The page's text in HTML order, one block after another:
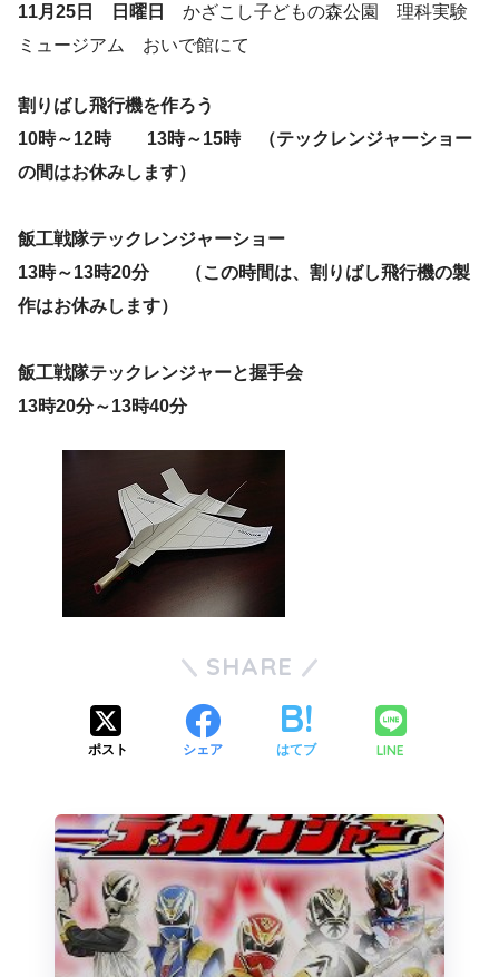
11月25日 日曜日
かざこし子どもの森公園 理科実験
ミュージアム おいで館にて
割りばし飛行機を作ろう
10時～12時 13時～15時 （テックレンジャーショー
の間はお休みします）
飯工戦隊テックレンジャーショー
13時～13時20分 （この時間は、割りばし飛行機の製
作はお休みします）
飯工戦隊テックレンジャーと握手会
13時20分～13時40分
SHARE
ポスト シェア はてブ LINE